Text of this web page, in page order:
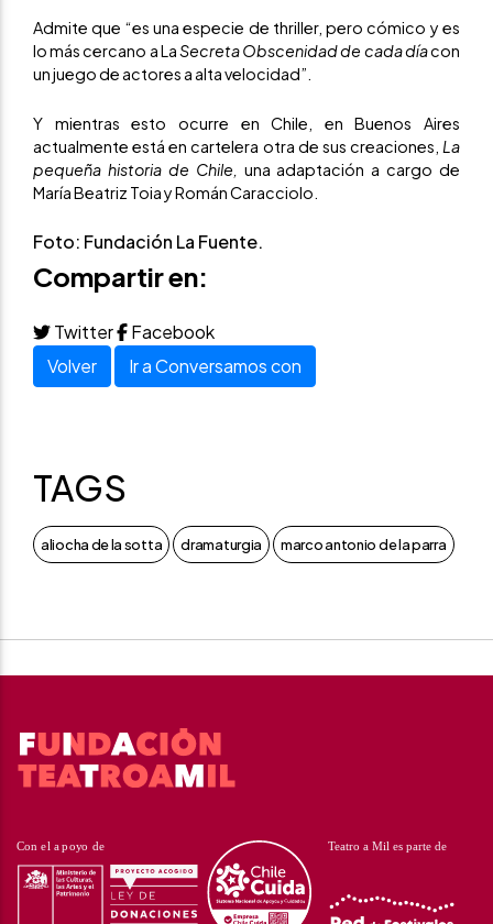
Admite que “es una especie de thriller, pero cómico y es
lo más cercano a LaSecreta Obscenidad de cada díacon
un juego de actores a alta velocidad”.
Y mientras esto ocurre en Chile, en Buenos Aires
actualmente está en cartelera otra de sus creaciones, La
pequeña historia de Chile,
una adaptación a cargo de
María Beatriz Toia y Román Caracciolo.
Foto: Fundación La Fuente.
Compartir en:
Twitter
Facebook
Volver
Ir a Conversamos con
TAGS
aliocha de la sotta dramaturgia marco antonio de la parra